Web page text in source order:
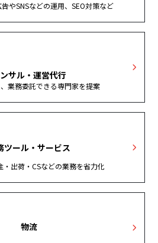
やSNSなどの運用、SEO対策など
サル・運営代行
業務委託できる専門家を提案
ツール・サービス
・出荷・CSなどの業務を省力化
物流